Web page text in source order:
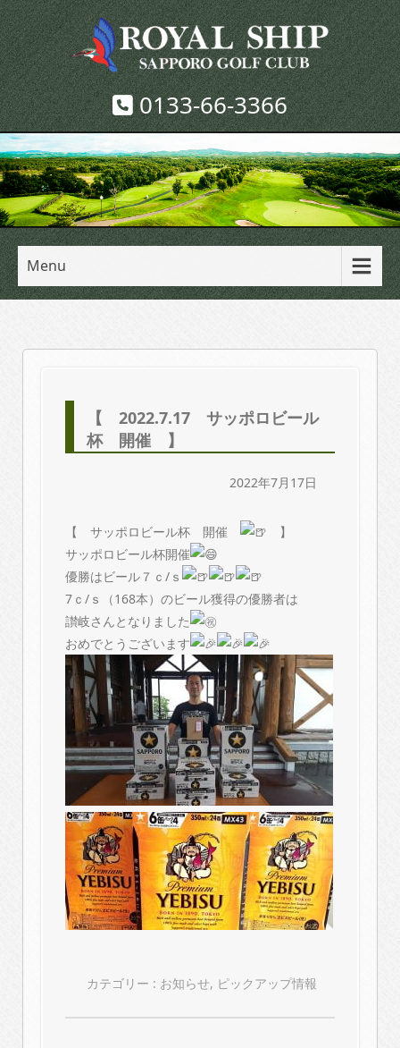
0133-66-3366
Menu
【 2022.7.17 サッポロビール
杯 開催 】
2022年7月17日
【 サッポロビール杯 開催
】
サッポロビール杯開催
優勝はビール７ｃ/ｓ
7ｃ/ｓ（168本）のビール獲得の優勝者は
讃岐さんとなりました
おめでとうございます
カテゴリー : お知らせ, ピックアップ情報